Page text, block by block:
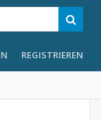
REGISTRIEREN